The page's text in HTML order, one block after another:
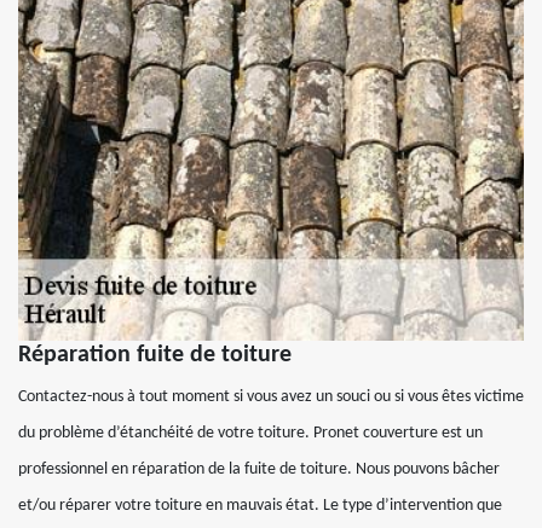
Réparation fuite de toiture
Contactez-nous à tout moment si vous avez un souci ou si vous êtes victime
du problème d’étanchéité de votre toiture. Pronet couverture est un
professionnel en réparation de la fuite de toiture. Nous pouvons bâcher
et/ou réparer votre toiture en mauvais état. Le type d’intervention que